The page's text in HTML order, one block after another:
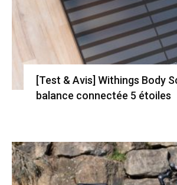
[Test & Avis] Withings Body
balance connectée 5 étoiles